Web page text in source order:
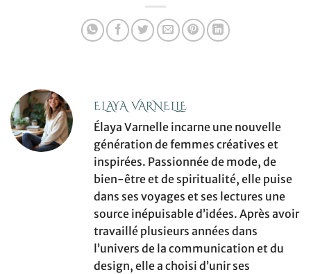
ELAYA VARNELLE
Élaya Varnelle incarne une nouvelle
génération de femmes créatives et
inspirées. Passionnée de mode, de
bien-être et de spiritualité, elle puise
dans ses voyages et ses lectures une
source inépuisable d’idées. Après avoir
travaillé plusieurs années dans
l’univers de la communication et du
design, elle a choisi d’unir ses